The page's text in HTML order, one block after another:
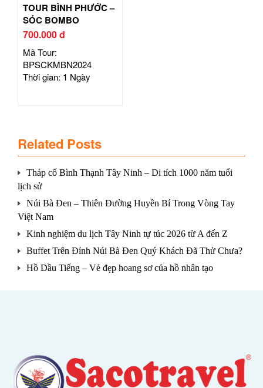
TOUR BÌNH PHƯỚC –
SÓC BOMBO
700.000 đ
Mã Tour:
BPSCKMBN2024
Thời gian: 1 Ngày
Related Posts
Tháp cổ Bình Thạnh Tây Ninh – Di tích 1000 năm tuổi
lịch sử
Núi Bà Đen – Thiên Đường Huyền Bí Trong Vòng Tay
Việt Nam
Kinh nghiệm du lịch Tây Ninh tự túc 2026 từ A đến Z
Buffet Trên Đỉnh Núi Bà Đen Quý Khách Đã Thử Chưa?
Hồ Dầu Tiếng – Vẻ đẹp hoang sơ của hồ nhân tạo